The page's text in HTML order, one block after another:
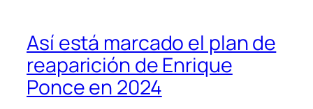
Así está marcado el plan de
reaparición de Enrique
Ponce en 2024